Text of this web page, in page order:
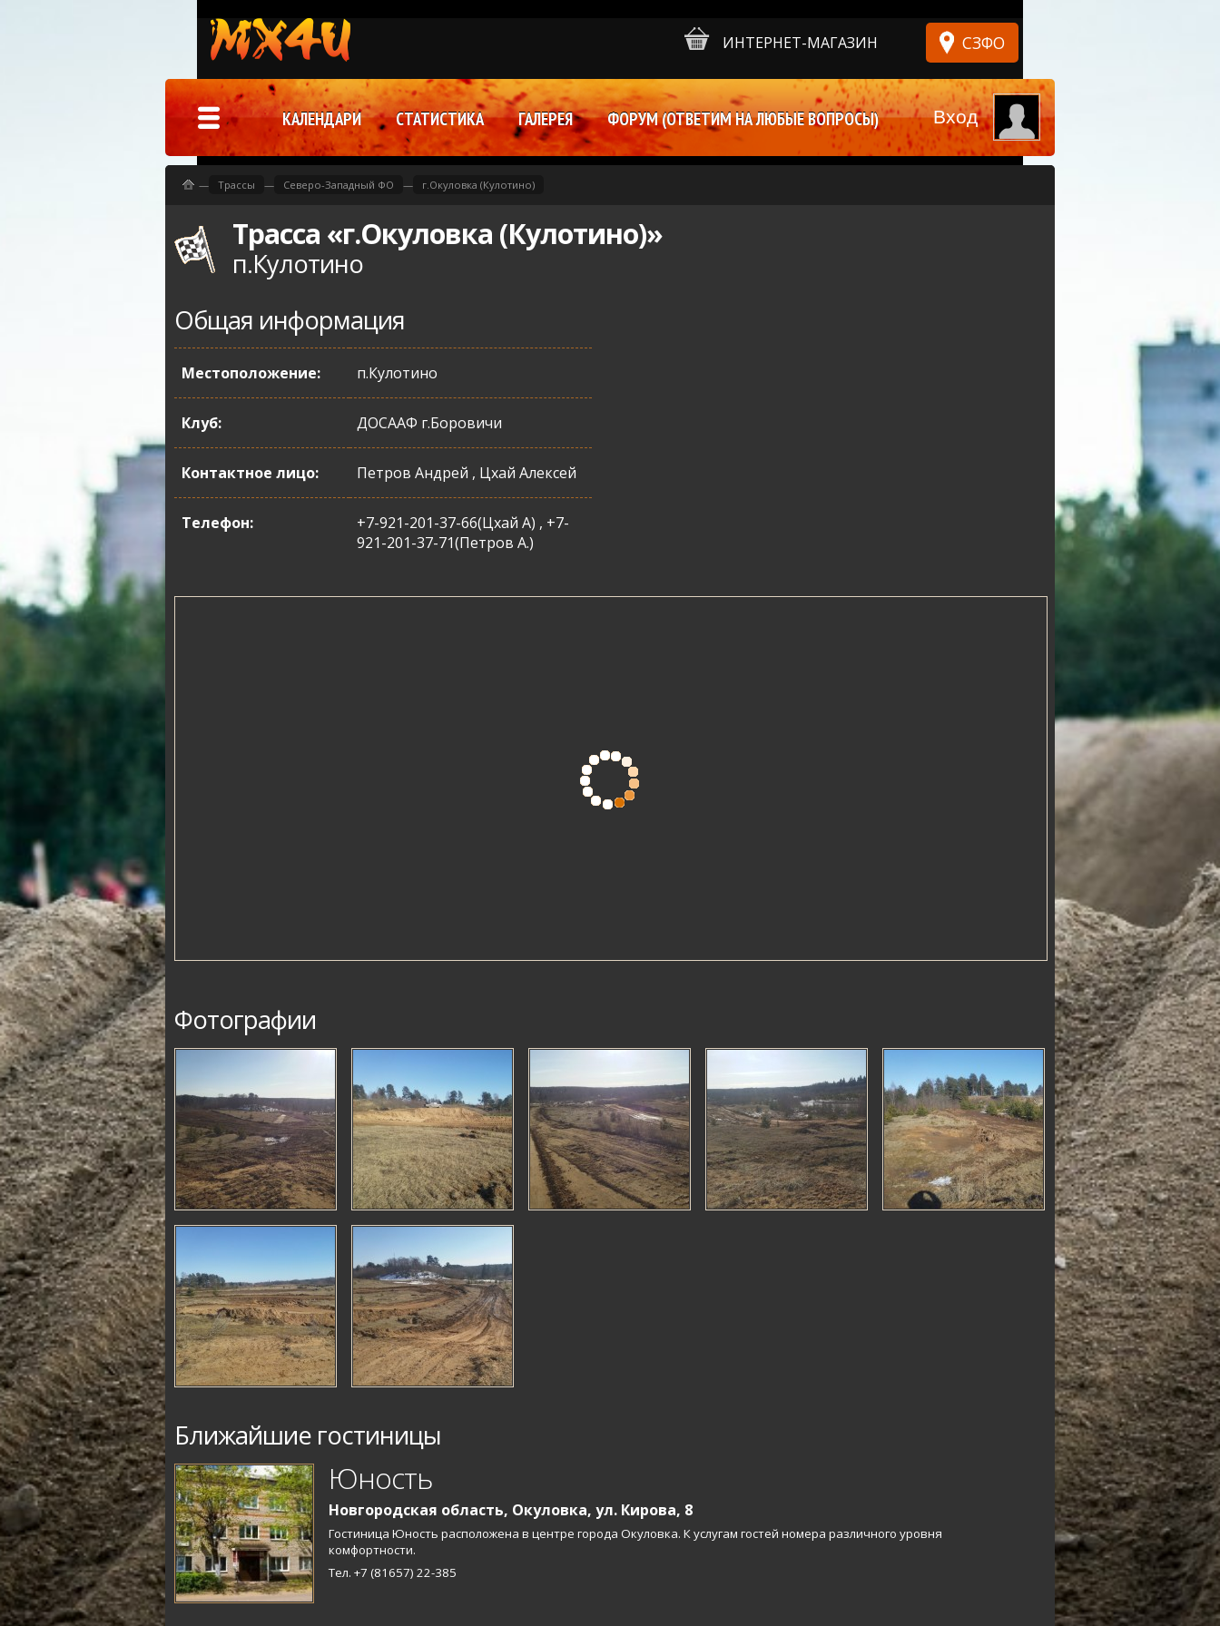
Трасса «г.Окуловка (Кулотино)»
п.Кулотино
Общая информация
Местоположение: п.Кулотино
Клуб: ДОСААФ г.Боровичи
Контактное лицо: Петров Андрей , Цхай Алексей
Телефон:
+7-921-201-37-66(Цхай А) , +7-
921-201-37-71(Петров А.)
Фотографии
Ближайшие гостиницы
Юность
Новгородская область, Окуловка, ул. Кирова, 8
Гостиница Юность расположена в центре города Окуловка. К услугам гостей номера различного уровня
комфортности.
Тел. +7 (81657) 22-385
— Трассы — Северо-Западный ФО — г.Окуловка (Кулотино)
ИНТЕРНЕТ-МАГАЗИН СЗФО
КАЛЕНДАРИ СТАТИСТИКА ГАЛЕРЕЯ ФОРУМ (ОТВЕТИМ НА ЛЮБЫЕ ВОПРОСЫ) Вход